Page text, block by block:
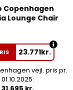
Copenhagen
Lounge Chair
23.771kr.
vejl. pris pr.
01.10.2025: